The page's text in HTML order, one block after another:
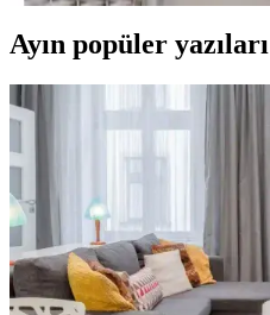
Ayın popüler yazıları